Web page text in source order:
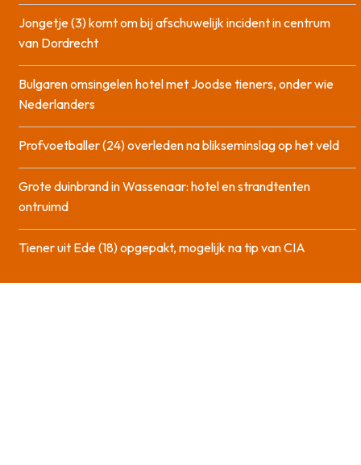
Jongetje (3) komt om bij afschuwelijk incident in centrum
van Dordrecht
Bulgaren omsingelen hotel met Joodse tieners, onder wie
Nederlanders
Profvoetballer (24) overleden na blikseminslag op het veld
Grote duinbrand in Wassenaar: hotel en strandtenten
ontruimd
Tiener uit Ede (18) opgepakt, mogelijk na tip van CIA